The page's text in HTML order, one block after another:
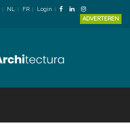
NL FR
Login
ADVERTEREN